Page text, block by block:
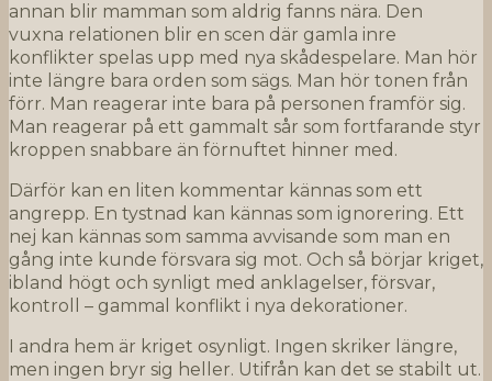
annan blir mamman som aldrig fanns nära. Den
vuxna relationen blir en scen där gamla inre
konflikter spelas upp med nya skådespelare. Man hör
inte längre bara orden som sägs. Man hör tonen från
förr. Man reagerar inte bara på personen framför sig.
Man reagerar på ett gammalt sår som fortfarande styr
kroppen snabbare än förnuftet hinner med.
Därför kan en liten kommentar kännas som ett
angrepp. En tystnad kan kännas som ignorering. Ett
nej kan kännas som samma avvisande som man en
gång inte kunde försvara sig mot. Och så börjar kriget,
ibland högt och synligt med anklagelser, försvar,
kontroll – gammal konflikt i nya dekorationer.
I andra hem är kriget osynligt. Ingen skriker längre,
men ingen bryr sig heller. Utifrån kan det se stabilt ut.